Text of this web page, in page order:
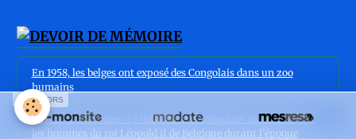
En 1958, les belges ont exposé des Congolais dans un zoo
humains
Devoir de mémoire : 15 millions des Congolais massacrés par
les hommes du roi Léopold iI de Belgique durant l'époque
SPONSORS